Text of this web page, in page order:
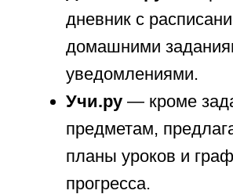
После прохождения теста
вы узнаете, какие онлайн-занятия
помогут решить проблемы
ребенка
Пройти тест
занятие
Диагностика
способностей
к темам.
Такие программы побуждают детей
нестандартно.